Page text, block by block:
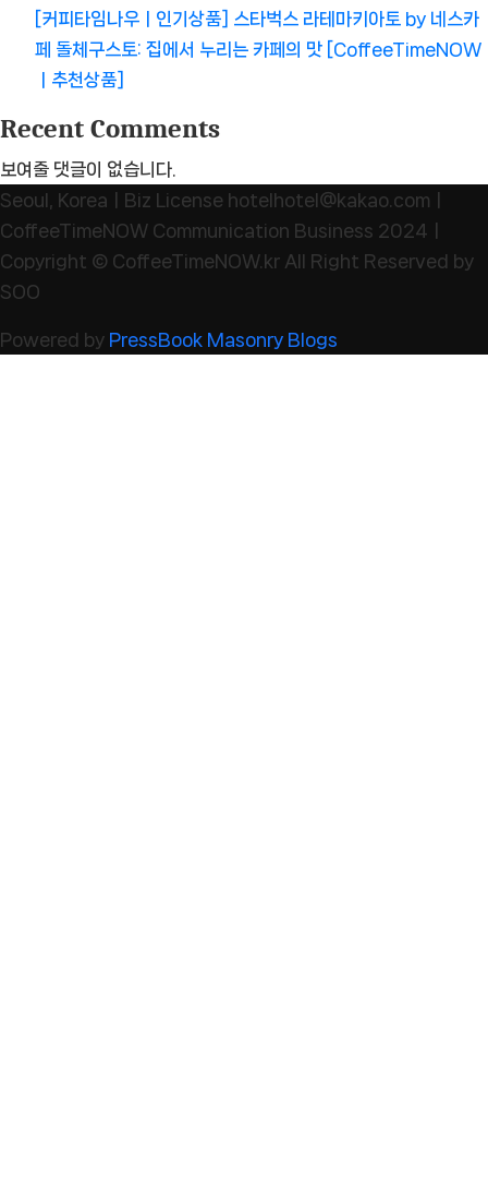
[커피타임나우ㅣ인기상품] 스타벅스 라테마키아토 by 네스카
페 돌체구스토: 집에서 누리는 카페의 맛 [CoffeeTimeNOW
ㅣ추천상품]
Recent Comments
보여줄 댓글이 없습니다.
Seoul, KoreaㅣBiz License hotelhotel@kakao.comㅣ
CoffeeTimeNOW Communication Business 2024ㅣ
Copyright © CoffeeTimeNOW.kr All Right Reserved by
SOO
Powered by PressBook Masonry Blogs